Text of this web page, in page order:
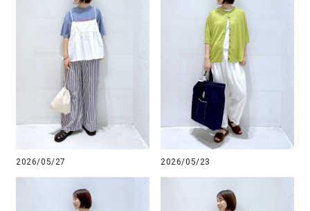
2026/05/27 2026/05/23